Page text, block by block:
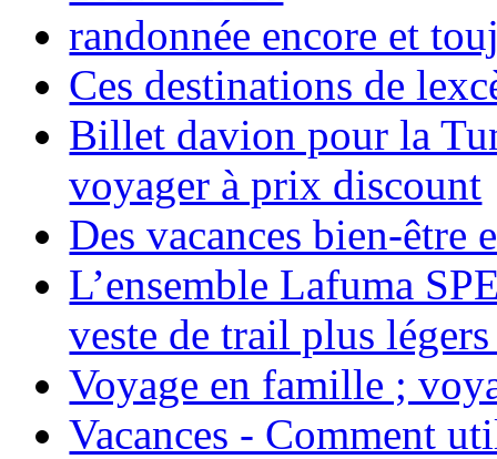
randonnée encore et
Ces destinations de
Billet davion pour la
voyager à prix discount
Des vacances bien-être
L’ensemble Lafuma
veste de trail plus
Voyage en famille ;
Vacances - Comment